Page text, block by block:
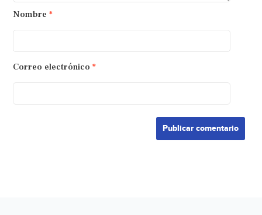
Nombre *
Correo electrónico *